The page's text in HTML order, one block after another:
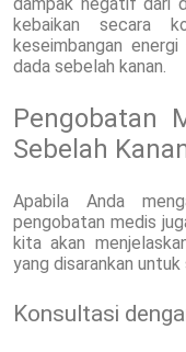
kebaikan secara
keseimbangan
dada sebelah kanan.
Pengobatan
Sebelah
Apabila Anda
pengobatan medis
kita akan
yang disarankan
Konsultasi